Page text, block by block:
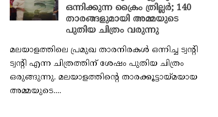
ഒന്നിക്കുന്ന ക്രൈം ത്രില്ലർ; 140
താരങ്ങളുമായി അമ്മയുടെ
പുതിയ ചിത്രം വരുന്നു
മലയാളത്തിലെ പ്രമുഖ താരനിരകൾ ഒന്നിച്ച ട്വന്റി
ട്വന്റി എന്ന ചിത്രത്തിന് ശേഷം പുതിയ ചിത്രം
ഒരുങ്ങുന്നു. മലയാളത്തിന്റെ താരക്കൂട്ടായ്മയായ
അമ്മയുടെ....